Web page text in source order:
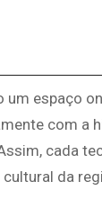
espaço
com a
cada
da